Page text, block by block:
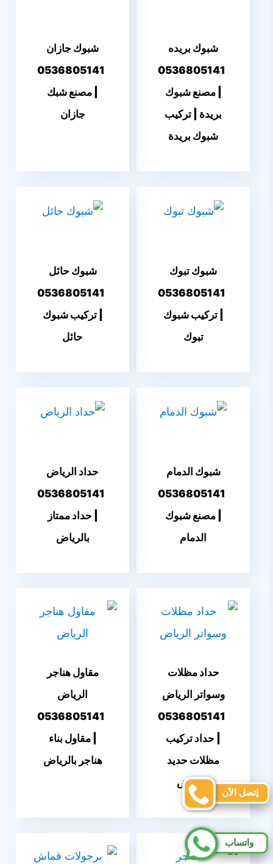
شبوك بريده
0536805141
| مصنع شبوك
بريدة | تركيب
شبوك بريدة
شبوك جازان
0536805141
| مصنع شبك
جازان
شبوك تبوك
0536805141
| تركيب شبوك
تبوك
شبوك حائل
0536805141
| تركيب شبوك
حائل
شبوك الدمام
0536805141
| مصنع شبوك
الدمام
حداد الرياض
0536805141
| حداد ممتاز
بالرياض
حداد مظلات
وسواتر الرياض
0536805141
| حداد تركيب
مظلات حديد
بالرياض
مقاول هناجر
الرياض
0536805141
| مقاول بناء
هناجر بالرياض
إتصل الآن
واتساب